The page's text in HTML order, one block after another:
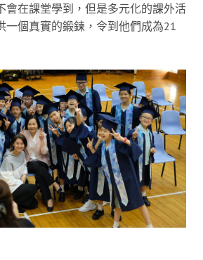
會在課堂學到，但是多元化的課外活
一個真實的鍛鍊，令到他們成為21